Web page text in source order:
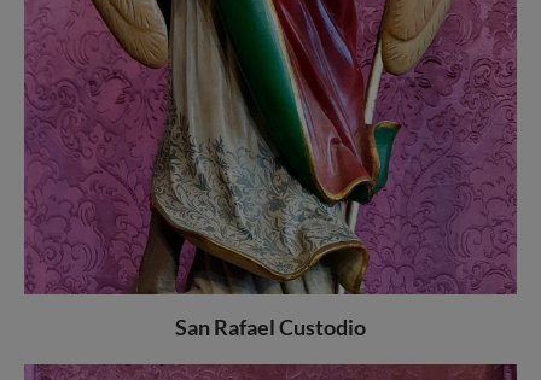
San Rafael Custodio